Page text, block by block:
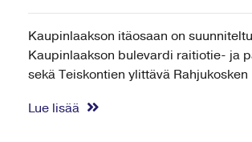
Kaupinlaakson itäosaan on
Kaupinlaakson bulevardi raitiotie- ja
sekä Teiskontien ylittävä Rahjukosken
Lue lisää